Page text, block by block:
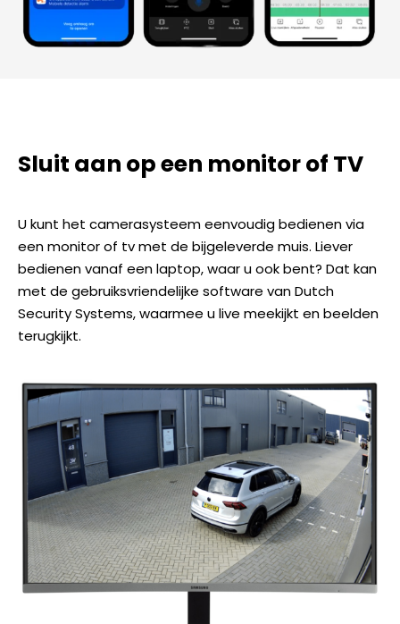
Sluit aan op een monitor of TV
U kunt het camerasysteem eenvoudig bedienen via
een monitor of tv met de bijgeleverde muis. Liever
bedienen vanaf een laptop, waar u ook bent? Dat kan
met de gebruiksvriendelijke software van Dutch
Security Systems, waarmee u live meekijkt en beelden
terugkijkt.